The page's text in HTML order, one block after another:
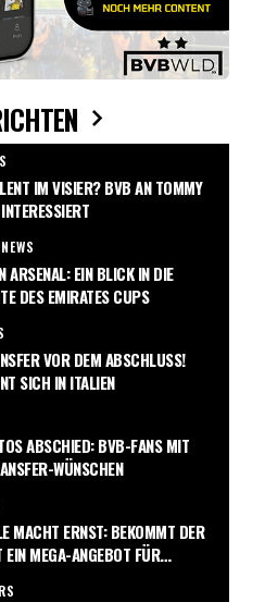
IM VISIER? BVB AN TOMMY
ARSENAL: EIN BLICK IN DIE
DES EMIRATES CUPS
VOR DEM ABSCHLUSS!
SICH IN ITALIEN
ABSCHIED: BVB-FANS MIT
WÜNSCHEN
MACHT ERNST: BEKOMMT DER
EIN MEGA-ANGEBOT FÜR